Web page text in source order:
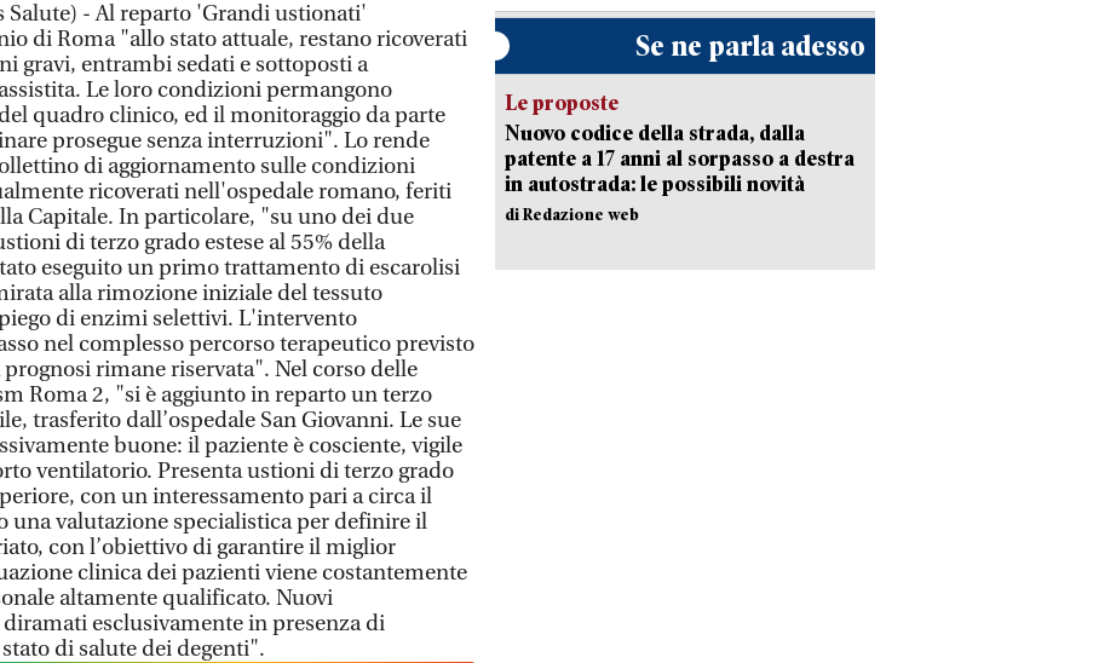
Salute) - Al reparto 'Grandi ustionati'
di Roma "allo stato attuale, restano ricoverati
gravi, entrambi sedati e sottoposti a
Le loro condizioni permangono
quadro clinico, ed il monitoraggio da parte
prosegue senza interruzioni". Lo rende
di aggiornamento sulle condizioni
ricoverati nell'ospedale romano, feriti
Capitale. In particolare, "su uno dei due
di terzo grado estese al 55% della
eseguito un primo trattamento di escarolisi
alla rimozione iniziale del tessuto
di enzimi selettivi. L'intervento
nel complesso percorso terapeutico previsto
rimane riservata". Nel corso delle
Roma 2, "si è aggiunto in reparto un terzo
trasferito dall’ospedale San Giovanni. Le sue
buone: il paziente è cosciente, vigile
ventilatorio. Presenta ustioni di terzo grado
con un interessamento pari a circa il
una valutazione specialistica per definire il
con l’obiettivo di garantire il miglior
clinica dei pazienti viene costantemente
altamente qualificato. Nuovi
esclusivamente in presenza di
di salute dei degenti".
Se ne parla adesso
Le proposte
Nuovo codice della strada, dalla
patente a 17 anni al sorpasso a destra
in autostrada: le possibili novità
di Redazione web